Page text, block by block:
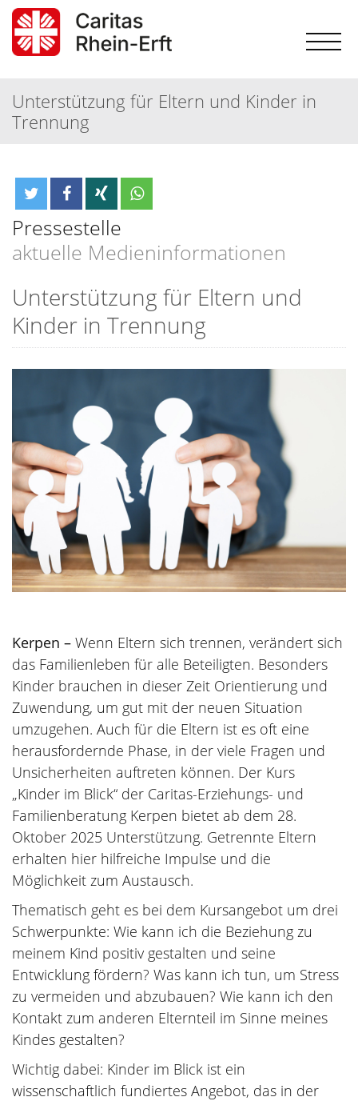
Unterstützung für Eltern und Kinder in
Trennung
Pressestelle
aktuelle Medieninformationen
Unterstützung für Eltern und
Kinder in Trennung
Kerpen – Wenn Eltern sich trennen, verändert sich
das Familienleben für alle Beteiligten. Besonders
Kinder brauchen in dieser Zeit Orientierung und
Zuwendung, um gut mit der neuen Situation
umzugehen. Auch für die Eltern ist es oft eine
herausfordernde Phase, in der viele Fragen und
Unsicherheiten auftreten können. Der Kurs
„Kinder im Blick“ der Caritas-Erziehungs- und
Familienberatung Kerpen bietet ab dem 28.
Oktober 2025 Unterstützung. Getrennte Eltern
erhalten hier hilfreiche Impulse und die
Möglichkeit zum Austausch.
Thematisch geht es bei dem Kursangebot um drei
Schwerpunkte: Wie kann ich die Beziehung zu
meinem Kind positiv gestalten und seine
Entwicklung fördern? Was kann ich tun, um Stress
zu vermeiden und abzubauen? Wie kann ich den
Kontakt zum anderen Elternteil im Sinne meines
Kindes gestalten?
Wichtig dabei: Kinder im Blick ist ein
wissenschaftlich fundiertes Angebot, das in der